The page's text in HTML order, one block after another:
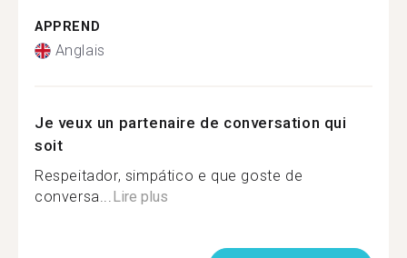
APPREND
Anglais
Je veux un partenaire de conversation qui
soit
Respeitador, simpático e que goste de
conversa...Lire plus